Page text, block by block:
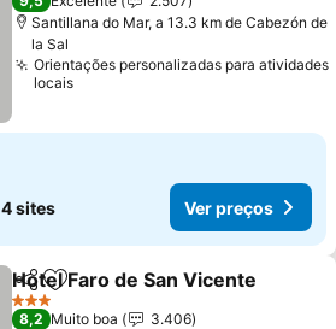
Santillana do Mar, a 13.3 km de Cabezón de
la Sal
Orientações personalizadas para atividades
locais
4 sites Ver preços
PartilharAdicionar aos favoritos
Hotel Faro de San Vicente
3 Estrelas
8,2 Muito boa
3.406